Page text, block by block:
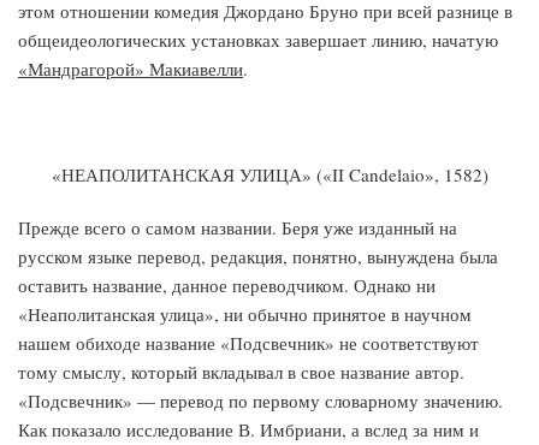
этом отношении комедия Джордано Бру­но при всей разнице в
общеидеологических установках завершает линию, начатую
«Мандрагорой» Макиавелли.
«НЕАПОЛИТАНСКАЯ УЛИЦА» («II Candelaio», 1582)
Прежде всего о самом названии. Беря уже изданный на
русском языке перевод, редакция, понятно, вынуждена была
оставить назва­ние, данное переводчиком. Однако ни
«Неаполитанская улица», ни обычно принятое в научном
нашем обиходе название «Подсвечник» не соответствуют
тому смыслу, который вкладывал в свое название автор.
«Подсвечник» — перевод по первому словарному значению.
Как показало исследование В. Имбриани, а вслед за ним и